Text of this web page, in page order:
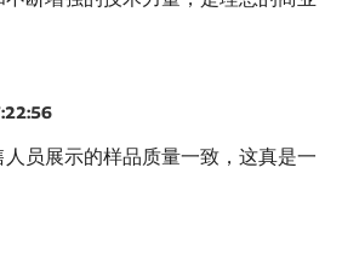
员展示的样品质量一致，这真是一